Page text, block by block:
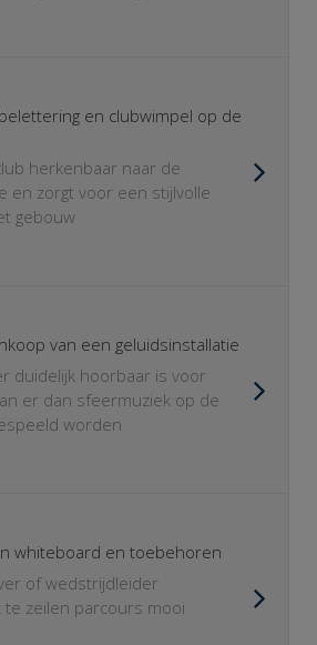
en clubwimpel op de
herkenbaar naar de
en zorgt voor een stijlvolle
gebouw
van een geluidsinstallatie
duidelijk hoorbaar is voor
er dan sfeermuziek op de
worden
whiteboard en toebehoren
of wedstrijdleider
zeilen parcours mooi